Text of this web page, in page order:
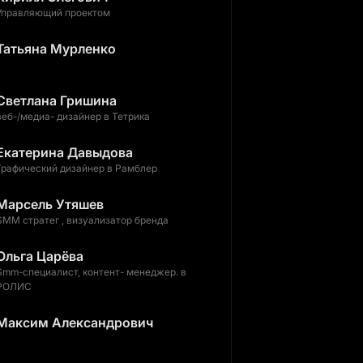
проектом
Мурленко
Гришина
медиа- дизайнер в Тетрика
Давыдова
дизайнер в Рамблер
Утяшев
стратег , визуализатор бренда
Царёва
специалист, контент- менеджер. в
Александрович